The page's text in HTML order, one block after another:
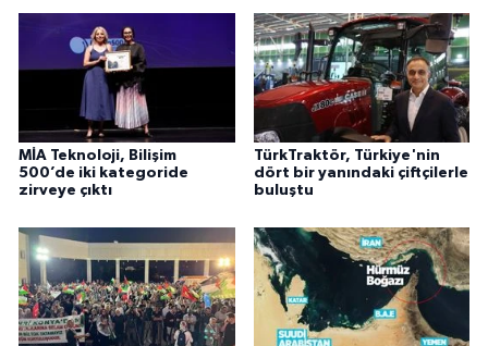
MİA Teknoloji, Bilişim
500’de iki kategoride
zirveye çıktı
TürkTraktör, Türkiye'nin
dört bir yanındaki çiftçilerle
buluştu